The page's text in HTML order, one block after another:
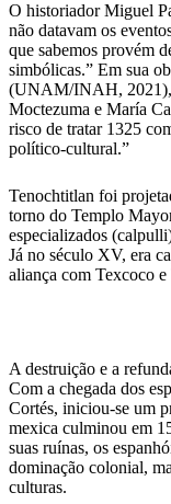
O historiador Miguel
não datavam os
que sabemos provém
simbólicas.” Em sua
(UNAM/INAH, 2021),
Moctezuma e María
risco de tratar 1325
político-cultural.”
Tenochtitlan foi
torno do Templo
especializados
Já no século XV, era
aliança com Texcoco
A destruição e a
Com a chegada dos
Cortés, iniciou-se um
mexica culminou em
suas ruínas, os
dominação colonial,
culturas.